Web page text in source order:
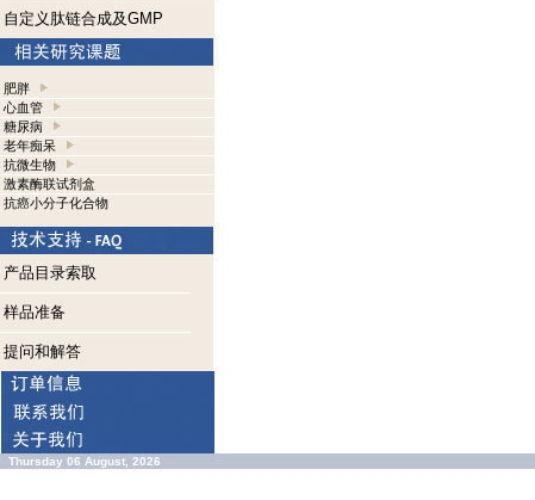
自定义肽链合成及GMP
肥胖
心血管
糖尿病
老年痴呆
抗微生物
激素酶联试剂盒
抗癌小分子化合物
产品目录索取
样品准备
提问和解答
Thursday 06 August, 2026